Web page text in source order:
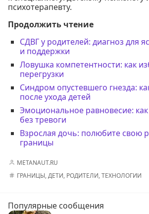
психотерапевту.
Продолжить чтение
СДВГ у родителей: диагноз для
и поддержки
Ловушка компетентности: как
перегрузки
Синдром опустевшего гнезда:
после ухода детей
Эмоциональное равновесие:
без тревоги
Взрослая дочь: полюбите свою
границы
METANAUT.RU
ГРАНИЦЫ,ДЕТИ, РОДИТЕЛИ,ТЕХНОЛОГИИ
Популярные сообщения